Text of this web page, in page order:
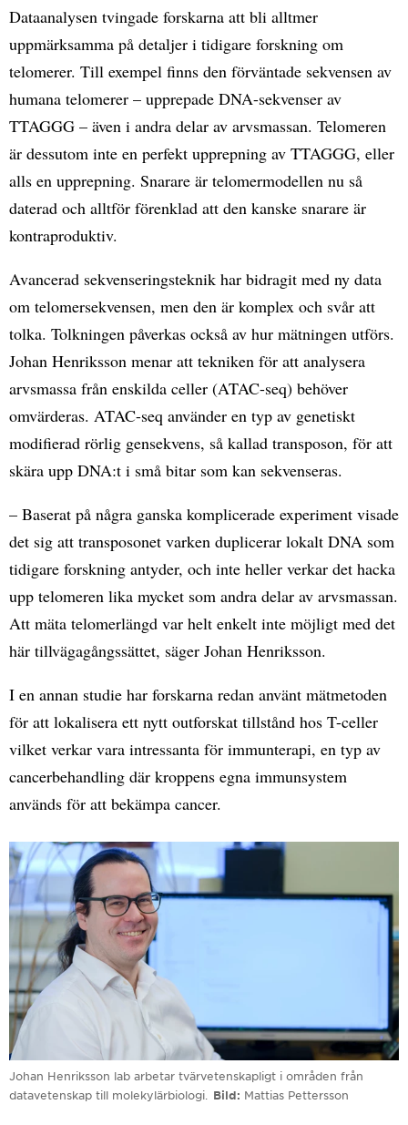
Dataanalysen tvingade forskarna att bli alltmer
uppmärksamma på detaljer i tidigare forskning om
telomerer. Till exempel finns den förväntade sekvensen av
humana telomerer – upprepade DNA-sekvenser av
TTAGGG – även i andra delar av arvsmassan. Telomeren
är dessutom inte en perfekt upprepning av TTAGGG, eller
alls en upprepning. Snarare är telomermodellen nu så
daterad och alltför förenklad att den kanske snarare är
kontraproduktiv.
Avancerad sekvenseringsteknik har bidragit med ny data
om telomersekvensen, men den är komplex och svår att
tolka. Tolkningen påverkas också av hur mätningen utförs.
Johan Henriksson menar att tekniken för att analysera
arvsmassa från enskilda celler (ATAC-seq) behöver
omvärderas. ATAC-seq använder en typ av genetiskt
modifierad rörlig gensekvens, så kallad transposon, för att
skära upp DNA:t i små bitar som kan sekvenseras.
– Baserat på några ganska komplicerade experiment visade
det sig att transposonet varken duplicerar lokalt DNA som
tidigare forskning antyder, och inte heller verkar det hacka
upp telomeren lika mycket som andra delar av arvsmassan.
Att mäta telomerlängd var helt enkelt inte möjligt med det
här tillvägagångssättet, säger Johan Henriksson.
I en annan studie har forskarna redan använt mätmetoden
för att lokalisera ett nytt outforskat tillstånd hos T-celler
vilket verkar vara intressanta för immunterapi, en typ av
cancerbehandling där kroppens egna immunsystem
används för att bekämpa cancer.
Johan Henriksson lab arbetar tvärvetenskapligt i områden från
datavetenskap till molekylärbiologi. Bild Mattias Pettersson